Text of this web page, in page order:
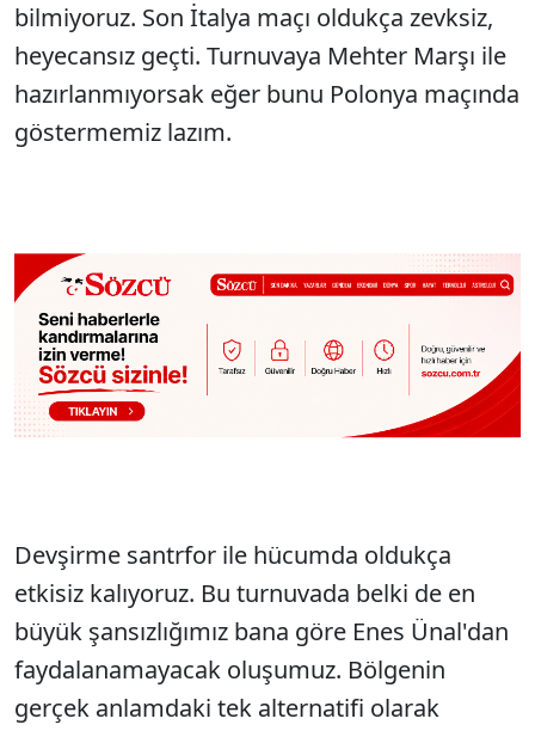
bilmiyoruz. Son İtalya maçı oldukça zevksiz,
heyecansız geçti. Turnuvaya Mehter Marşı ile
hazırlanmıyorsak eğer bunu Polonya maçında
göstermemiz lazım.
Devşirme santrfor ile hücumda oldukça
etkisiz kalıyoruz. Bu turnuvada belki de en
büyük şansızlığımız bana göre Enes Ünal'dan
faydalanamayacak oluşumuz. Bölgenin
gerçek anlamdaki tek alternatifi olarak